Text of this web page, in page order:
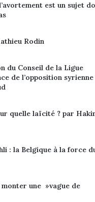
est un sujet
Rodin
du Conseil de la Ligue
de l’opposition
quelle laïcité ? par
: la Belgique à la force
une »vague de